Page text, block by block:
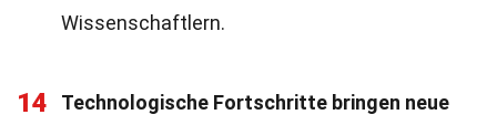
Wissenschaftlern.
14
Technologische Fortschritte bringen neue